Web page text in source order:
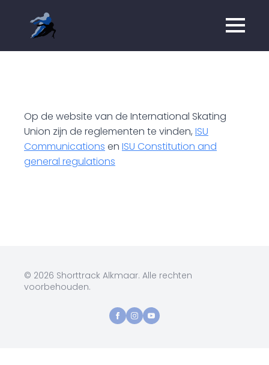
Op de website van de International Skating
Union zijn de reglementen te vinden, ISU
Communications en ISU Constitution and
general regulations
© 2026 Shorttrack Alkmaar. Alle rechten
voorbehouden.